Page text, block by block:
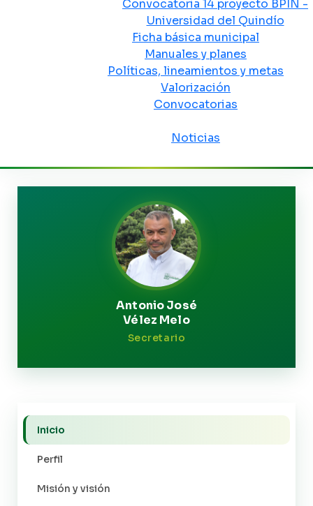
Convocatoria 14 proyecto BPIN -
Universidad del Quindío
Ficha básica municipal
Manuales y planes
Políticas, lineamientos y metas
Valorización
Convocatorias
Noticias
Antonio José
Vélez Melo
Secretario
Inicio
Perfil
Misión y visión